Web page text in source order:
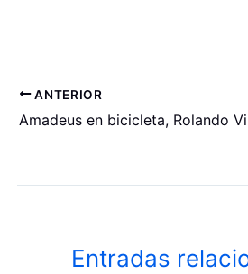
ANTERIOR
Amadeus en bicicleta, Rolando
Entradas